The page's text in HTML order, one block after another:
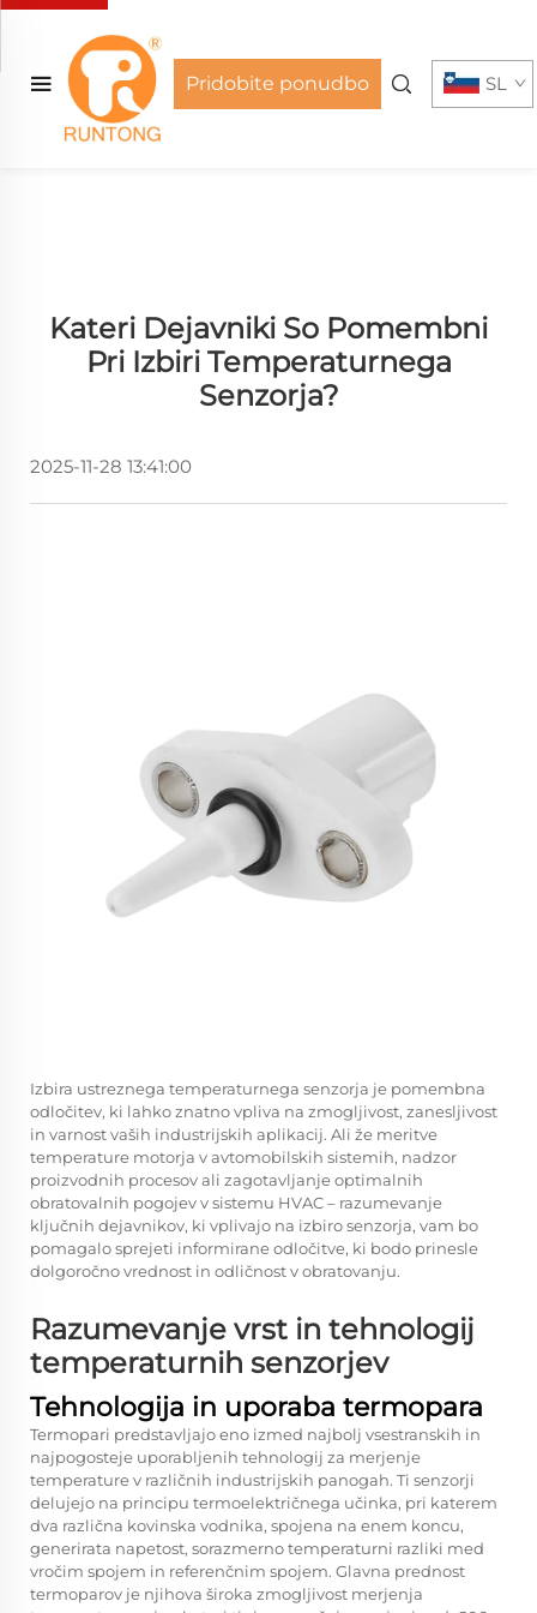
Pridobite ponudbo SL
Kateri Dejavniki So Pomembni
Pri Izbiri Temperaturnega
Senzorja?
2025-11-28 13:41:00
Izbira ustreznega temperaturnega senzorja je pomembna
odločitev, ki lahko znatno vpliva na zmogljivost, zanesljivost
in varnost vaših industrijskih aplikacij. Ali že meritve
temperature motorja v avtomobilskih sistemih, nadzor
proizvodnih procesov ali zagotavljanje optimalnih
obratovalnih pogojev v sistemu HVAC – razumevanje
ključnih dejavnikov, ki vplivajo na izbiro senzorja, vam bo
pomagalo sprejeti informirane odločitve, ki bodo prinesle
dolgoročno vrednost in odličnost v obratovanju.
Razumevanje vrst in tehnologij
temperaturnih senzorjev
Tehnologija in uporaba termopara
Termopari predstavljajo eno izmed najbolj vsestranskih in
najpogosteje uporabljenih tehnologij za merjenje
temperature v različnih industrijskih panogah. Ti senzorji
delujejo na principu termoelektričnega učinka, pri katerem
dva različna kovinska vodnika, spojena na enem koncu,
generirata napetost, sorazmerno temperaturni razliki med
vročim spojem in referenčnim spojem. Glavna prednost
termoparov je njihova široka zmogljivost merjenja